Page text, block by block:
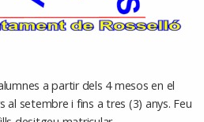
a partir dels 4 mesos en el
setembre i fins a tres (3) anys. Feu